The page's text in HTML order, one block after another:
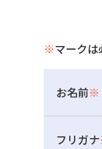
※マークは
お名前※
フリガナ